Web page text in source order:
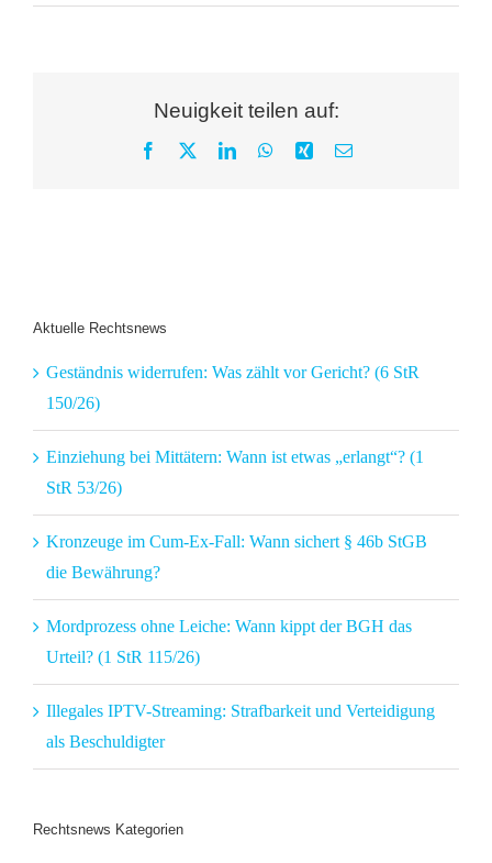
Neuigkeit teilen auf:
Facebook LinkedInWhatsApp
Xing E-
Aktuelle Rechtsnews
Geständnis widerrufen: Was zählt vor Gericht? (6 StR
150/26)
Einziehung bei Mittätern: Wann ist etwas „erlangt“? (1
StR 53/26)
Kronzeuge im Cum-Ex-Fall: Wann sichert § 46b StGB
die Bewährung?
Mordprozess ohne Leiche: Wann kippt der BGH das
Urteil? (1 StR 115/26)
Illegales IPTV-Streaming: Strafbarkeit und Verteidigung
als Beschuldigter
Rechtsnews Kategorien